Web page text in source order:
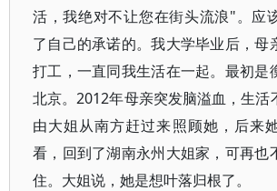
活，我绝对不让您在街头流浪"。应
了自己的承诺的。我大学毕业后，母
打工，一直同我生活在一起。最初是
北京。2012年母亲突发脑溢血，生活
由大姐从南方赶过来照顾她，后来
看，回到了湖南永州大姐家，可再也
住。大姐说，她是想叶落归根了。